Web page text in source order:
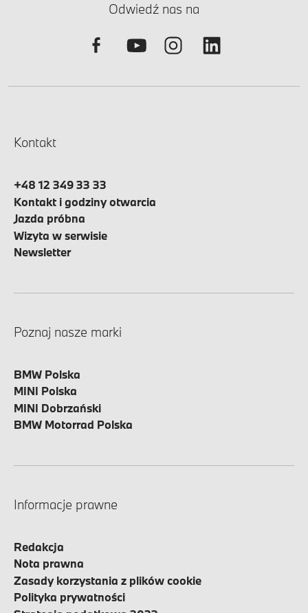
Odwiedź nas na
Kontakt
+48 12 349 33 33
Kontakt i godziny otwarcia
Jazda próbna
Wizyta w serwisie
Newsletter
Poznaj nasze marki
BMW Polska
MINI Polska
MINI Dobrzański
BMW Motorrad Polska
Informacje prawne
Redakcja
Nota prawna
Zasady korzystania z plików cookie
Polityka prywatności